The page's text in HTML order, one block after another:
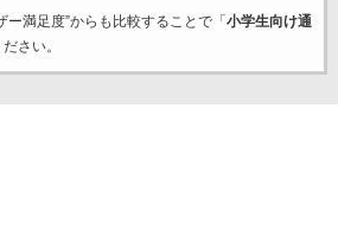
ー満足度”からも比較することで「 小学生向け通
さい。